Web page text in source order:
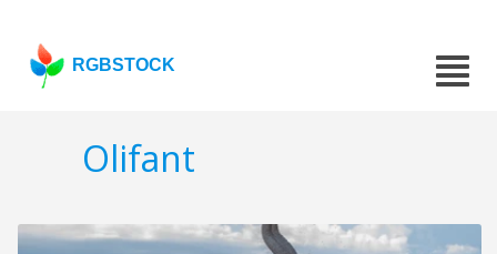
RGBSTOCK
Olifant